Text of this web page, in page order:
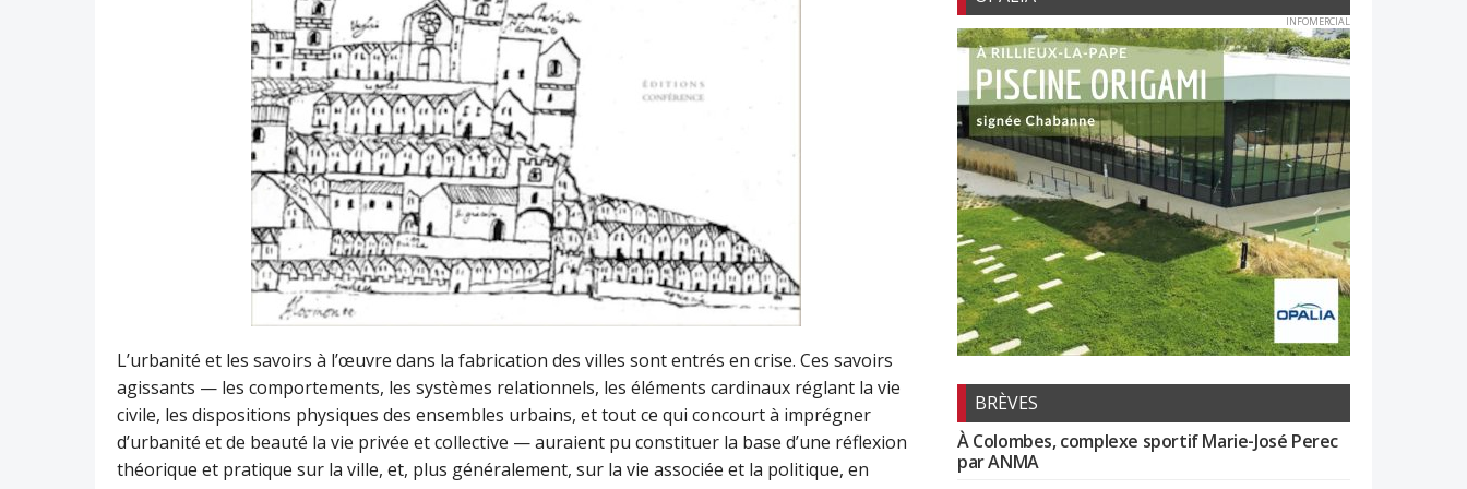
L’urbanité et les savoirs à l’œuvre dans la fabrication des villes sont entrés en crise. Ces savoirs
agissants — les comportements, les systèmes relationnels, les éléments cardinaux réglant la vie
civile, les dispositions physiques des ensembles urbains, et tout ce qui concourt à imprégner
d’urbanité et de beauté la vie privée et collective — auraient pu constituer la base d’une réflexion
théorique et pratique sur la ville, et, plus généralement, sur la vie associée et la politique, en
INFOMERCIAL
BRÈVES
À Colombes, complexe sportif Marie-José Perec
par ANMA